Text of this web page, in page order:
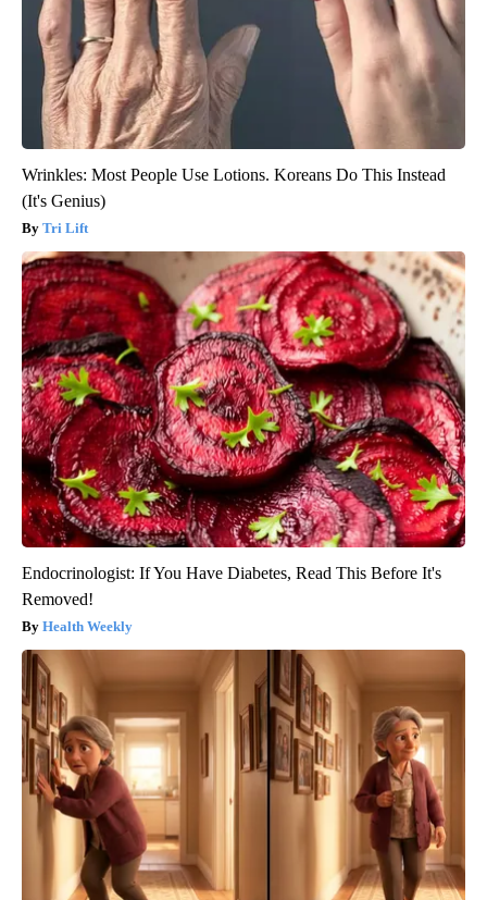
Wrinkles: Most People Use Lotions. Koreans Do This Instead
(It's Genius)
Tri Lift
Endocrinologist: If You Have Diabetes, Read This Before It's
Removed!
Health Weekly